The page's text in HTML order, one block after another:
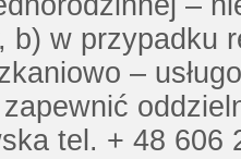
b) w przypadku
–
tel. + 48 606